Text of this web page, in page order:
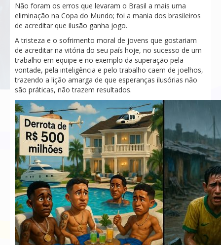
Não foram os erros que levaram o Brasil a mais uma
eliminação na Copa do Mundo; foi a mania dos brasileiros
de acreditar que ilusão ganha jogo.
A tristeza e o sofrimento moral de jovens que gostariam
de acreditar na vitória do seu país hoje, no sucesso de um
trabalho em equipe e no exemplo da superação pela
vontade, pela inteligência e pelo trabalho caem de joelhos,
trazendo a lição amarga de que esperanças ilusórias não
são práticas, não trazem resultados.